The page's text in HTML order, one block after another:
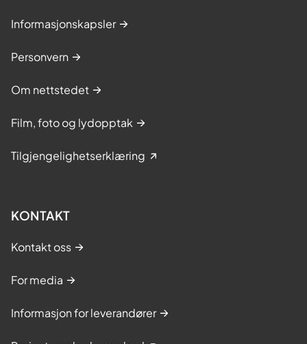
Informasjonskapsler
Personvern
Om nettstedet
Film, foto og lydopptak
Tilgjengelighetserklæring
KONTAKT
Kontakt oss
For media
Informasjon for leverandører